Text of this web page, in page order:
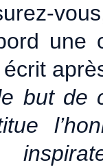
but de